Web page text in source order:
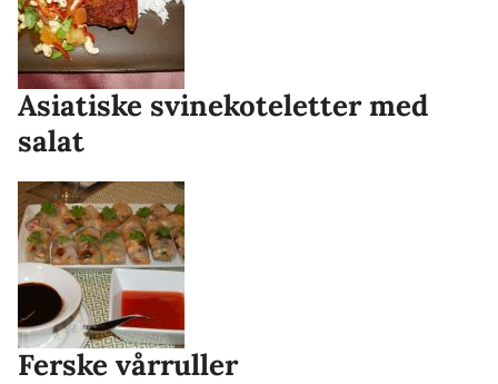
Asiatiske svinekoteletter med
salat
Ferske vårruller